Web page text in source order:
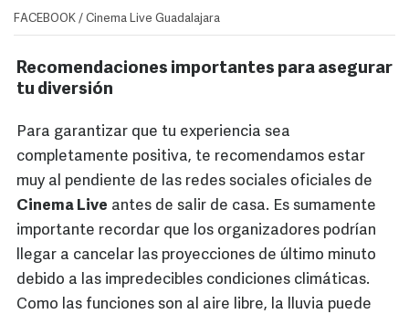
FACEBOOK / Cinema Live Guadalajara
Recomendaciones importantes para asegurar
tu diversión
Para garantizar que tu experiencia sea
completamente positiva, te recomendamos estar
muy al pendiente de las redes sociales oficiales de
Cinema Live antes de salir de casa. Es sumamente
importante recordar que los organizadores podrían
llegar a cancelar las proyecciones de último minuto
debido a las impredecibles condiciones climáticas.
Como las funciones son al aire libre, la lluvia puede